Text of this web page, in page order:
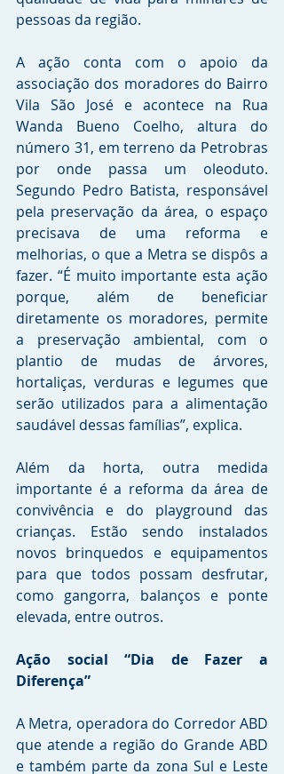
pessoas da região.
A ação conta com o apoio da
associação dos moradores do Bairro
Vila São José e acontece na Rua
Wanda Bueno Coelho, altura do
número 31, em terreno da Petrobras
por onde passa um oleoduto.
Segundo Pedro Batista, responsável
pela preservação da área, o espaço
precisava de uma reforma e
melhorias, o que a Metra se dispôs a
fazer. “É muito importante esta ação
porque, além de beneficiar
diretamente os moradores, permite
a preservação ambiental, com o
plantio de mudas de árvores,
hortaliças, verduras e legumes que
serão utilizados para a alimentação
saudável dessas famílias”, explica.
Além da horta, outra medida
importante é a reforma da área de
convivência e do playground das
crianças. Estão sendo instalados
novos brinquedos e equipamentos
para que todos possam desfrutar,
como gangorra, balanços e ponte
elevada, entre outros.
Ação social “Dia de Fazer a
Diferença”
A Metra, operadora do Corredor ABD
que atende a região do Grande ABD
e também parte da zona Sul e Leste